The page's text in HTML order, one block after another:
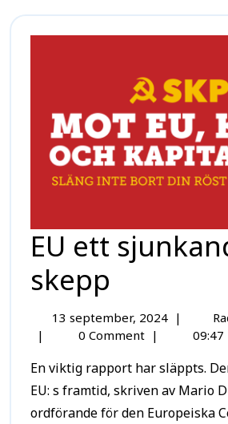
EU ett
skepp
13 september, 2024 |
|
0 Comment | 09:47
En viktig rapport har släppts. Den handlar om
EU: s framtid, skriven av Mario
ordförande för den Europeiska